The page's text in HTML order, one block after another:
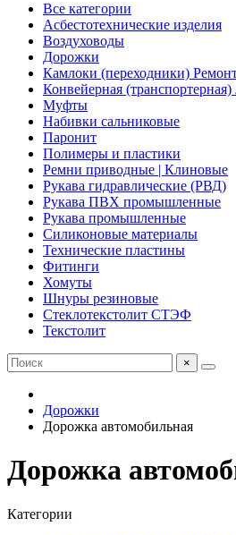
Все категории
Асбестотехнические изделия
Воздуховоды
Дорожки
Камлоки (переходники)
Конвейерная (транспортерная)
Муфты
Набивки сальниковые
Паронит
Полимеры и пластики
Ремни приводные | Клиновые
Рукава гидравлические (РВД)
Рукава ПВХ промышленные
Рукава промышленные
Силиконовые материалы
Технические пластины
Фитинги
Хомуты
Шнуры резиновые
Стеклотекстолит СТЭФ
Текстолит
×
Дорожки
Дорожка автомобильная
Дорожка
Категории